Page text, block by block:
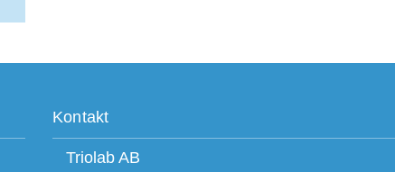
Kontakt
Triolab AB